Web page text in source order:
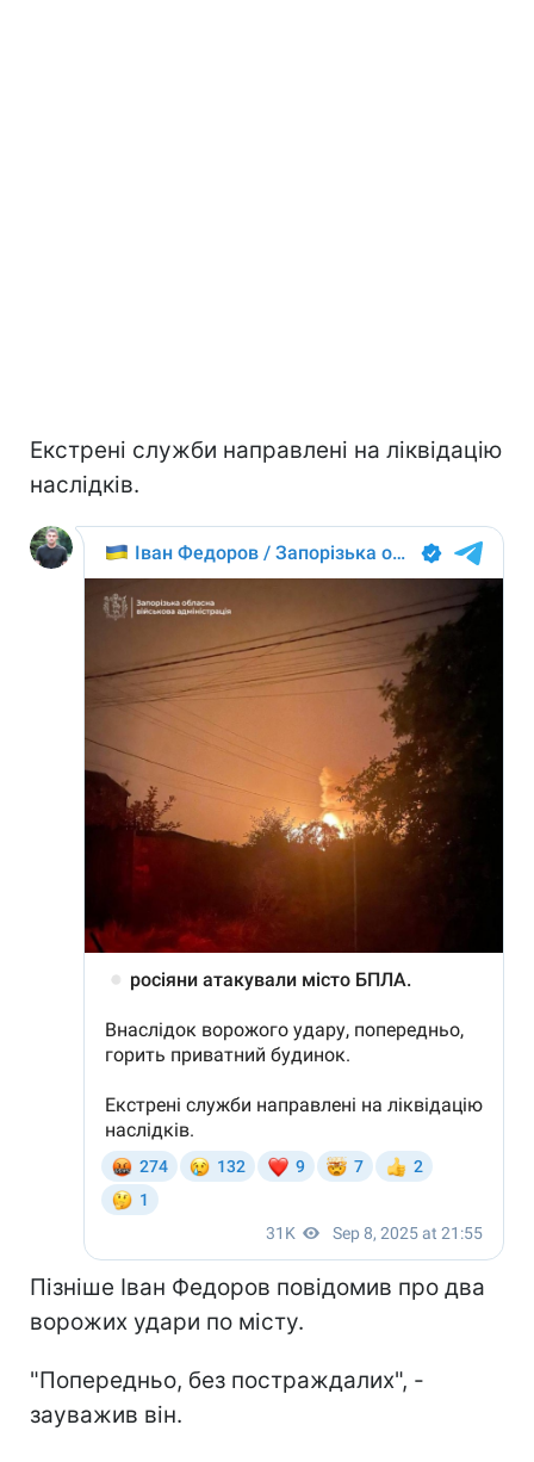
Екстрені служби направлені на ліквідацію
наслідків.
Пізніше Іван Федоров повідомив про два
ворожих удари по місту.
"Попередньо, без постраждалих", -
зауважив він.